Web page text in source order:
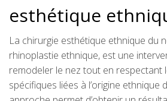
esthétique
La chirurgie esthétique ethnique du
rhinoplastie ethnique, est une
remodeler le nez tout en respectant
spécifiques liées à l’origine ethnique